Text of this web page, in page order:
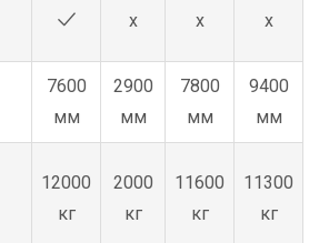
x x x
7600
мм
2900
мм
7800
мм
9400
мм
12000
кг
2000
кг
11600
кг
11300
кг